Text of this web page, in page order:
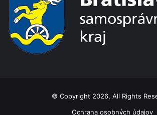
© Copyright 2026, All Rights
Ochrana osobných údajov